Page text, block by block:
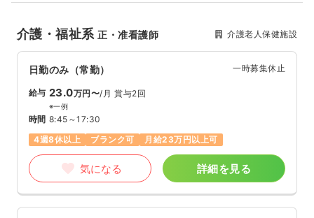
介護・福祉系正・准看護師 介護老人保健施設
日勤のみ（常勤） 一時募集休止
給与 23.0万円〜/月 賞与2回
※一例
時間 8:45～17:30
4週8休以上
ブランク可 月給23万円以上可
気になる 詳細を見る